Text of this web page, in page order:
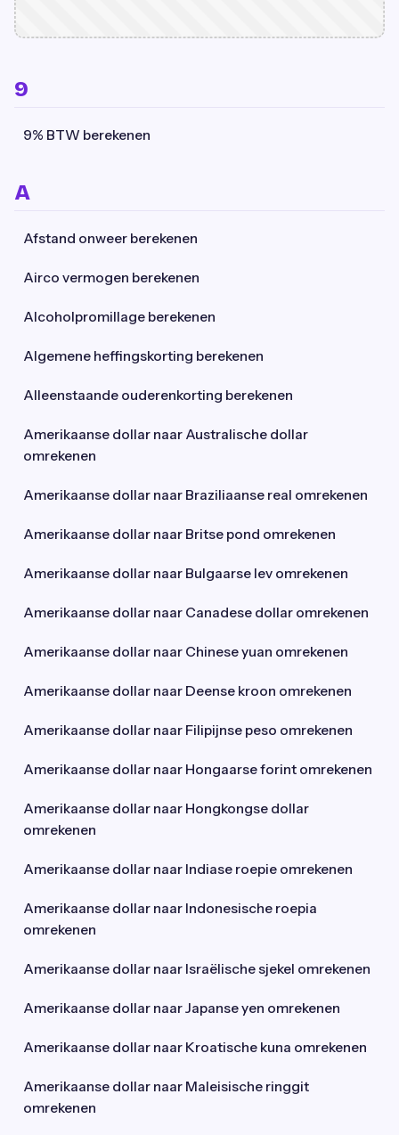
9
9% BTW berekenen
A
Afstand onweer berekenen
Airco vermogen berekenen
Alcoholpromillage berekenen
Algemene heffingskorting berekenen
Alleenstaande ouderenkorting berekenen
Amerikaanse dollar naar Australische dollar
omrekenen
Amerikaanse dollar naar Braziliaanse real omrekenen
Amerikaanse dollar naar Britse pond omrekenen
Amerikaanse dollar naar Bulgaarse lev omrekenen
Amerikaanse dollar naar Canadese dollar omrekenen
Amerikaanse dollar naar Chinese yuan omrekenen
Amerikaanse dollar naar Deense kroon omrekenen
Amerikaanse dollar naar Filipijnse peso omrekenen
Amerikaanse dollar naar Hongaarse forint omrekenen
Amerikaanse dollar naar Hongkongse dollar
omrekenen
Amerikaanse dollar naar Indiase roepie omrekenen
Amerikaanse dollar naar Indonesische roepia
omrekenen
Amerikaanse dollar naar Israëlische sjekel omrekenen
Amerikaanse dollar naar Japanse yen omrekenen
Amerikaanse dollar naar Kroatische kuna omrekenen
Amerikaanse dollar naar Maleisische ringgit
omrekenen